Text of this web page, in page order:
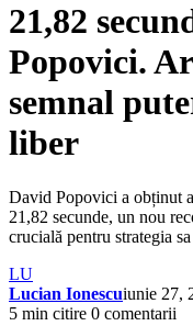
21,82
Popovici.
semnal
liber
David Popovici a obținut
21,82 secunde, un nou
crucială pentru strategia
LU
Lucian Ionescuiunie 27,
5 min citire 0 comentarii